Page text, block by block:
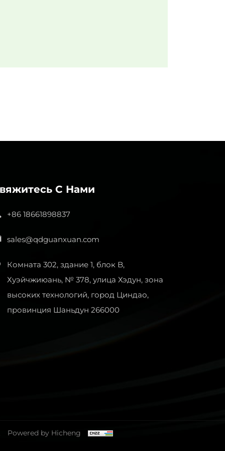
С Нами
+86 18661898837
sales@qdguanxuan.com
Комната 302, здание 1, блок B,
Хуэйчжиюань, № 378, улица Хэдун, зона
высоких технологий, город Циндао,
провинция Шаньдун 266000
Powered by Hicheng